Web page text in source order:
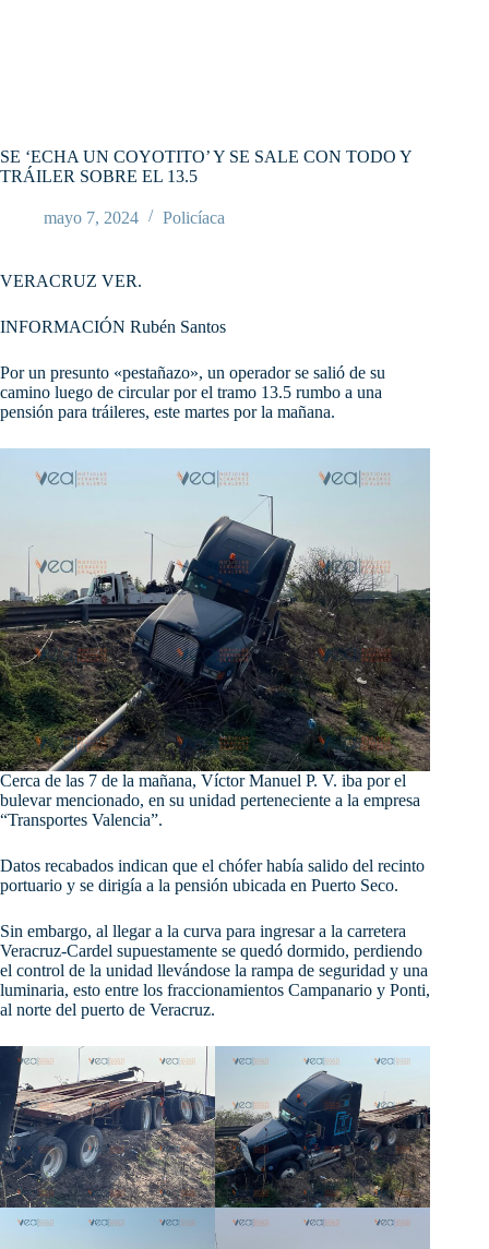
SE ‘ECHA UN COYOTITO’ Y SE SALE CON TODO Y
TRÁILER SOBRE EL 13.5
mayo 7, 2024 Policíaca
VERACRUZ VER.
INFORMACIÓN Rubén Santos
Por un presunto «pestañazo», un operador se salió de su
camino luego de circular por el tramo 13.5 rumbo a una
pensión para tráileres, este martes por la mañana.
Cerca de las 7 de la mañana, Víctor Manuel P. V. iba por el
bulevar mencionado, en su unidad perteneciente a la empresa
“Transportes Valencia”.
Datos recabados indican que el chófer había salido del recinto
portuario y se dirigía a la pensión ubicada en Puerto Seco.
Sin embargo, al llegar a la curva para ingresar a la carretera
Veracruz-Cardel supuestamente se quedó dormido, perdiendo
el control de la unidad llevándose la rampa de seguridad y una
luminaria, esto entre los fraccionamientos Campanario y Ponti,
al norte del puerto de Veracruz.